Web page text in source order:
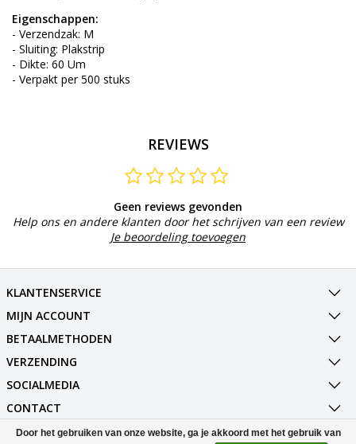
Eigenschappen:
- Verzendzak: M
- Sluiting: Plakstrip
- Dikte: 60 Um
- Verpakt per 500 stuks
REVIEWS
Geen reviews gevonden
Help ons en andere klanten door het schrijven van een review
Je beoordeling toevoegen
KLANTENSERVICE
MIJN ACCOUNT
BETAALMETHODEN
VERZENDING
SOCIALMEDIA
CONTACT
Door het gebruiken van onze website, ga je akkoord met het gebruik van